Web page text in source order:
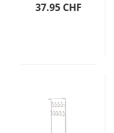
37.95 CHF